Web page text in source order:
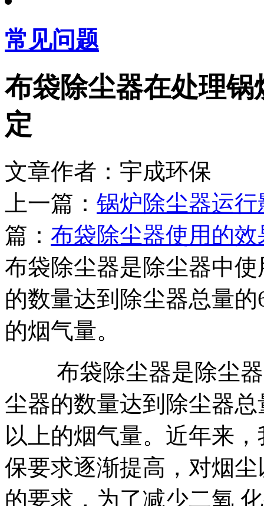
常见问题
布袋除尘器在处理
定
文章作者：宇成环保
上一篇： 锅炉除尘器运
篇： 布袋除尘器使用的
布袋除尘器是除尘器中
的数量达到除尘器总量
的烟气量。
布袋除尘器是除尘器
尘器的数量达到除尘器
以上的烟气量。近年来
保要求逐渐提高，对烟
的要求，为了减少二氧